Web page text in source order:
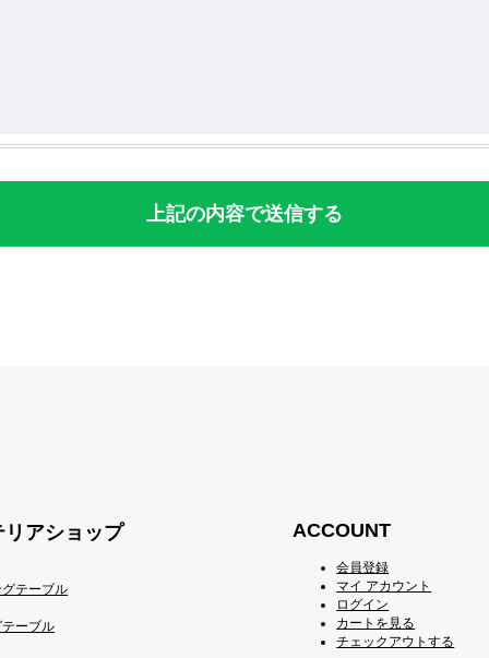
アショップ
テーブル
テーブル
ACCOUNT
会員登録
マイ アカウント
ログイン
カートを見る
チェックアウトする